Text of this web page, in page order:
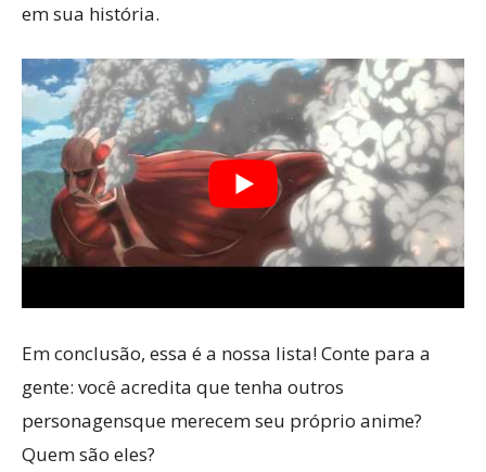
em sua história.
Em conclusão, essa é a nossa lista! Conte para a
gente: você acredita que tenha outros
personagensque merecem seu próprio anime?
Quem são eles?